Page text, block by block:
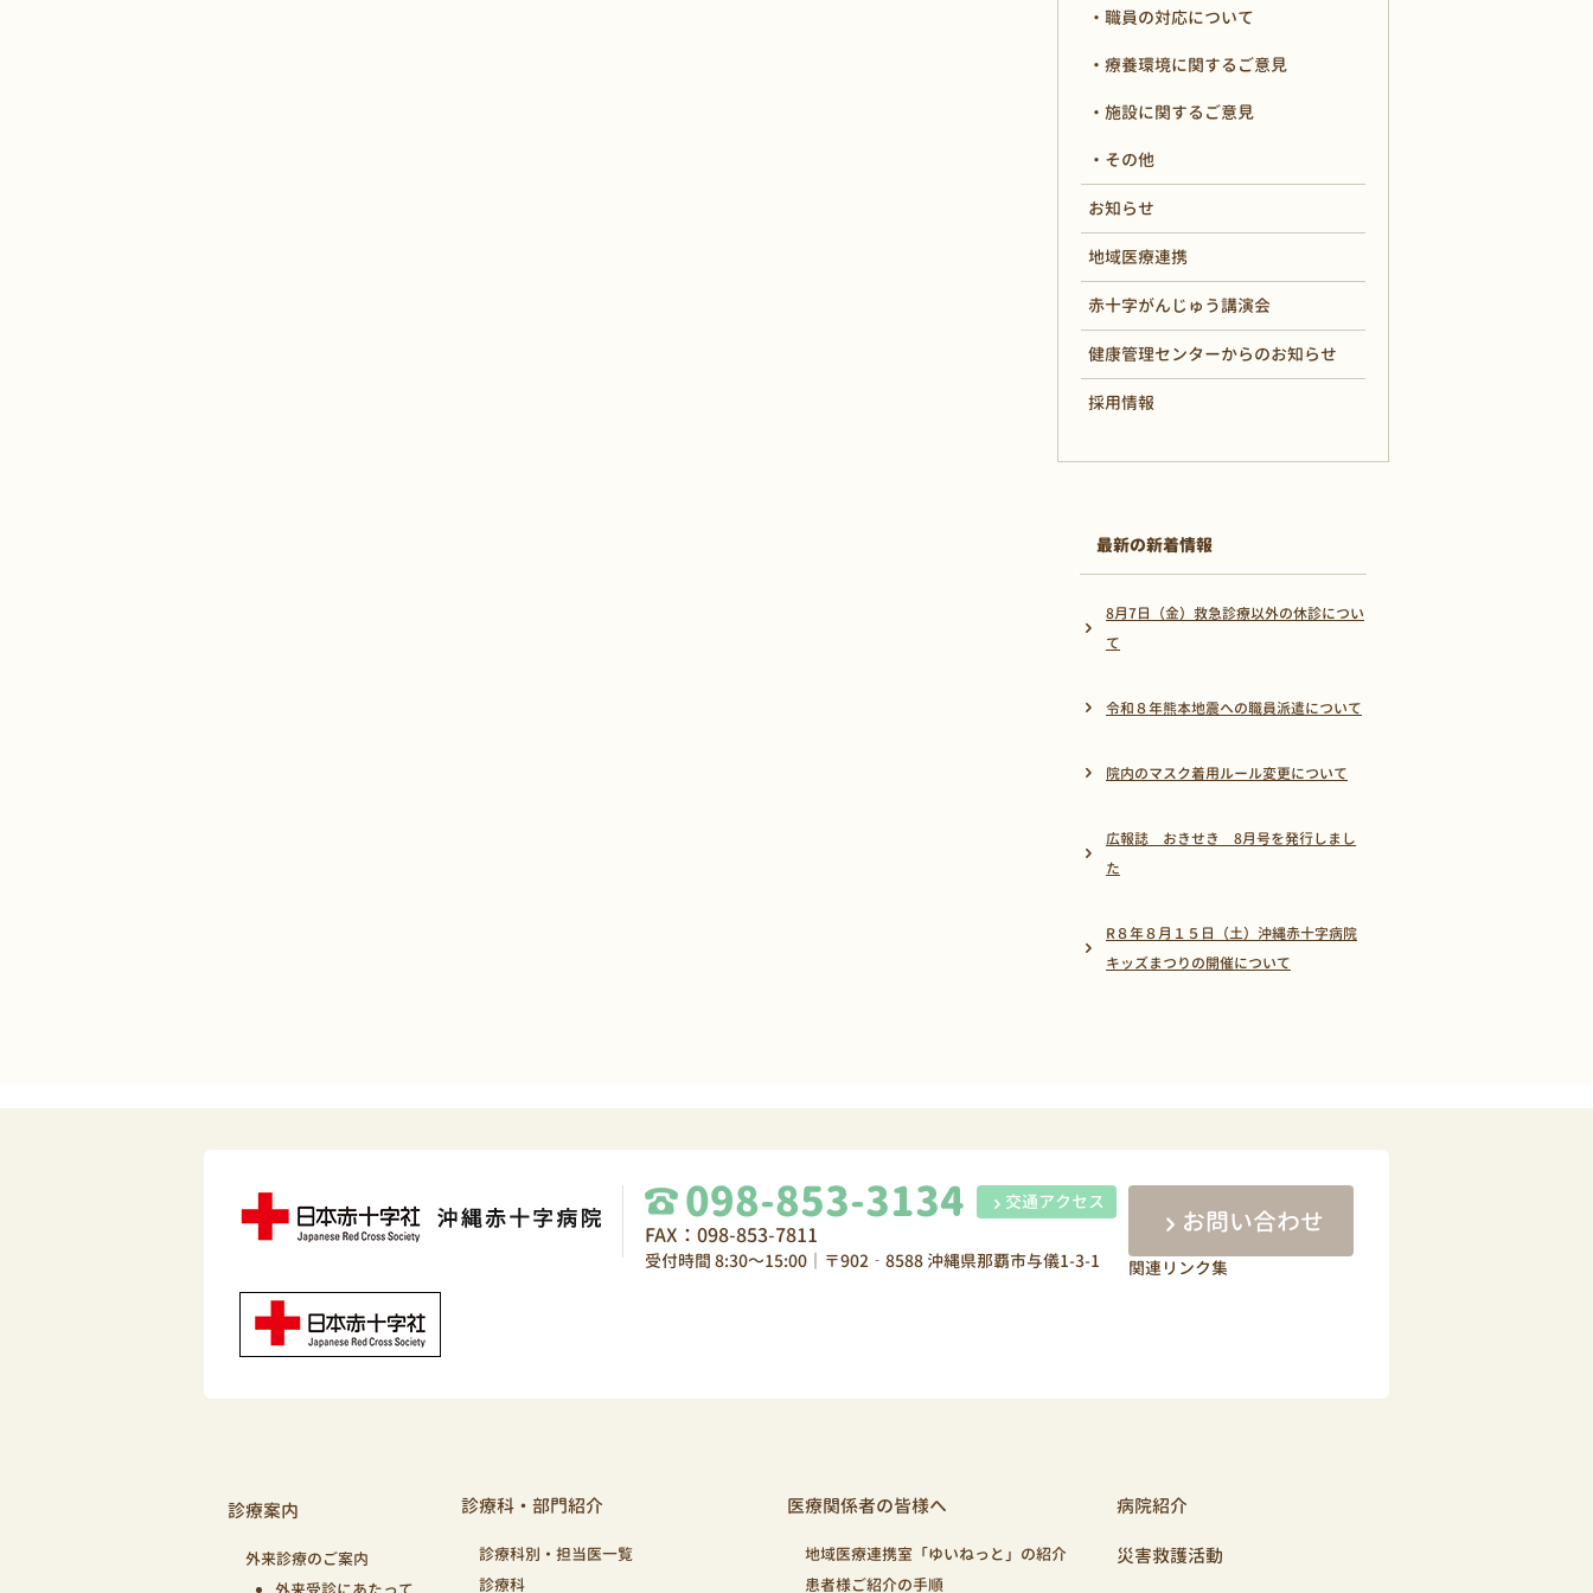
職員の対応について
療養環境に関するご意見
施設に関するご意見
その他
お知らせ
地域医療連携
赤十字がんじゅう講演会
健康管理センターからのお知らせ
採用情報
最新の新着情報
8月7日（金）救急診療以外の休診につい
て
令和８年熊本地震への職員派遣について
院内のマスク着用ルール変更について
広報誌 おきせき 8月号を発行しまし
た
R８年８月１５日（土）沖縄赤十字病院
キッズまつりの開催について
098-853-3134
FAX：098-853-7811
交通アクセス
受付時間 8:30～15:00｜〒902‐8588 沖縄県那覇市与儀1-3-1
お問い合わせ
関連リンク集
診療案内
外来診療のご案内
診療科・部門紹介
診療科別・担当医一覧
診療科
医療関係者の皆様へ
地域医療連携室「ゆいねっと」の紹介
患者様ご紹介の手順
病院紹介
災害救護活動